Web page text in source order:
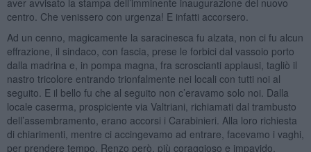
centro. Che venissero con urgenza! E infatti accorsero.
Ad un cenno, magicamente la saracinesca fu alzata, non ci fu alcun
effrazione, il sindaco, con fascia, prese le forbici dal vassoio porto
dalla madrina e, in pompa magna, fra scroscianti applausi, tagliò il
nastro tricolore entrando trionfalmente nei locali con tutti noi al
seguito. E il bello fu che al seguito non c’eravamo solo noi. Dalla
locale caserma, prospiciente via Valtriani, richiamati dal trambusto
dell’assembramento, erano accorsi i Carabinieri. Alla loro richiesta
di chiarimenti, mentre ci accingevamo ad entrare, facevamo i vaghi,
per prendere tempo. Renzo però, più coraggioso e impavido,